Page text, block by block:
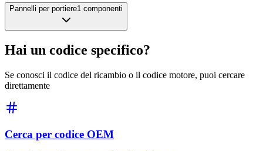
Pannelli per portiere1 componenti
Hai un codice specifico?
Se conosci il codice del ricambio o il codice motore, puoi cercare
direttamente
Cerca per codice OEM